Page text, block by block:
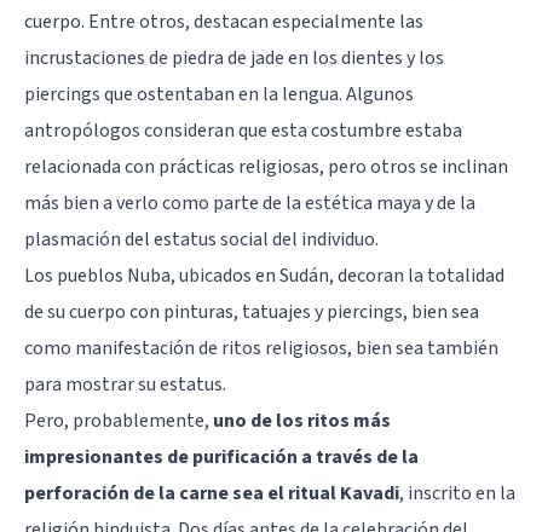
cuerpo. Entre otros, destacan especialmente las
incrustaciones de piedra de jade en los dientes y los
piercings que ostentaban en la lengua. Algunos
antropólogos consideran que esta costumbre estaba
relacionada con prácticas religiosas, pero otros se inclinan
más bien a verlo como parte de la estética maya y de la
plasmación del estatus social del individuo.
Los pueblos Nuba, ubicados en Sudán, decoran la totalidad
de su cuerpo con pinturas, tatuajes y piercings, bien sea
como manifestación de ritos religiosos, bien sea también
para mostrar su estatus.
Pero, probablemente, uno de los ritos más
impresionantes de purificación a través de la
perforación de la carne sea el ritual Kavadi, inscrito en la